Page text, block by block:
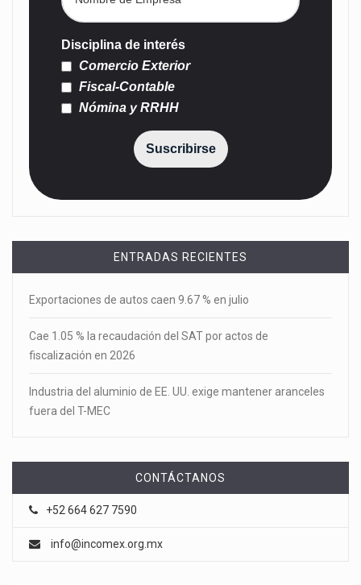
Disciplina de interés
Comercio Exterior
Fiscal-Contable
Nómina y RRHH
Suscribirse
ENTRADAS RECIENTES
Exportaciones de autos caen 9.67 % en julio
Cae 1.05 % la recaudación del SAT por actos de
fiscalización en 2026
Industria del aluminio de EE. UU. exige mantener aranceles
fuera del T-MEC
CONTÁCTANOS
+52 664 627 7590
info@incomex.org.mx